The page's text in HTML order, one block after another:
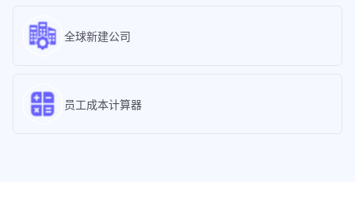
全球新建公司
员工成本计算器